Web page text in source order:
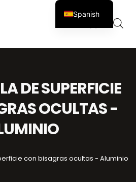
Carro
0
DE SUPERFICIE
OCULTAS -
con bisagras ocultas - Aluminio
Spanish